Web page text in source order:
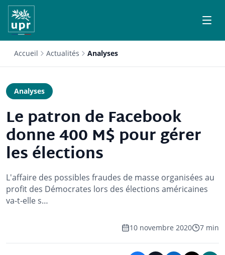
Accueil Actualités Analyses
Analyses
Le patron de Facebook
donne 400 M$ pour gérer
les élections
L'affaire des possibles fraudes de masse organisées au
profit des Démocrates lors des élections américaines
va-t-elle s…
10 novembre 2020 7 min